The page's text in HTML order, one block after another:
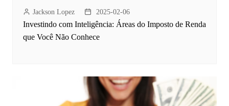
Jackson Lopez 2025-02-06
Investindo com Inteligência: Áreas do Imposto de Renda
que Você Não Conhece